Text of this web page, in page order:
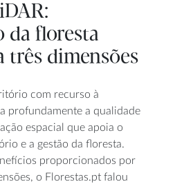
da floresta
três dimensões
com recurso à
profundamente a qualidade
espacial que apoia o
e a gestão da floresta.
proporcionados por
o Florestas.pt falou